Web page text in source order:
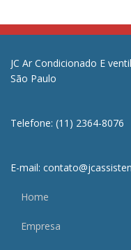
JC Ar Condicionado E
São Paulo
Telefone: (11) 2364-8076
E-mail:
Home
Empresa